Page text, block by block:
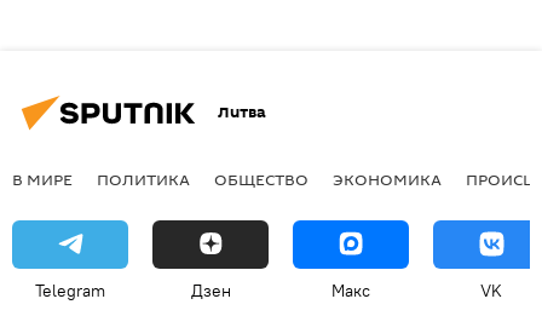
Литва
В МИРЕ ПОЛИТИКА ОБЩЕСТВО ЭКОНОМИКА
Telegram Дзен Макс VK